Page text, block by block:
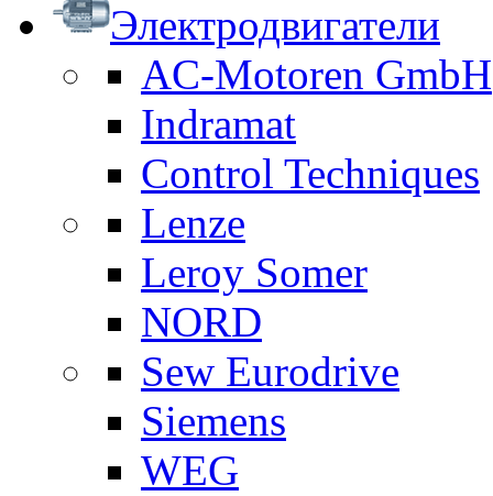
Электродвигатели
AC-Motoren GmbH
Indramat
Control Techniques
Lenze
Leroy Somer
NORD
Sew Eurodrive
Siemens
WEG